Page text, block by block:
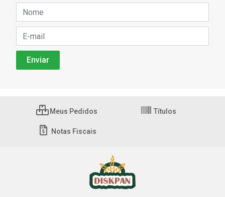
Meus Pedidos Títulos
Notas Fiscais